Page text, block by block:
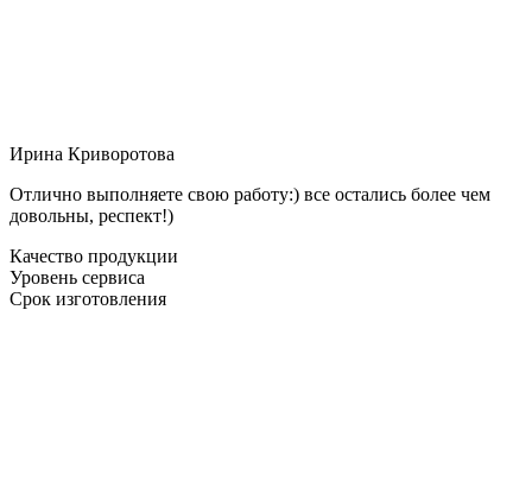
Ирина Криворотова
Отлично выполняете свою работу:) все остались более чем
довольны, респект!)
Качество продукции
Уровень сервиса
Срок изготовления